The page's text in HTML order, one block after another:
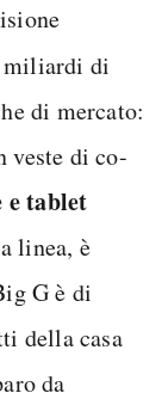
miliardi di
di mercato:
veste di co-
e tablet
linea, è
G è di
della casa
da